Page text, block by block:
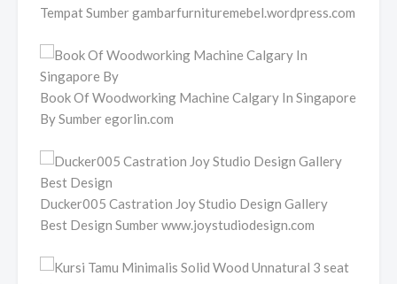
Tempat Sumber gambarfurnituremebel.wordpress.com
Book Of Woodworking Machine Calgary In Singapore
By Sumber egorlin.com
Ducker005 Castration Joy Studio Design Gallery
Best Design Sumber www.joystudiodesign.com